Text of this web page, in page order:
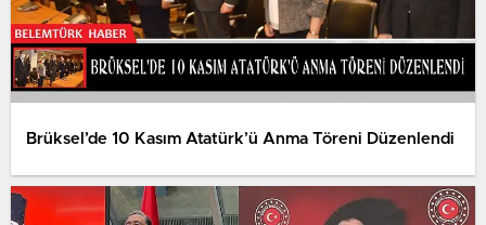
Brüksel’de 10 Kasım Atatürk’ü Anma Töreni Düzenlendi